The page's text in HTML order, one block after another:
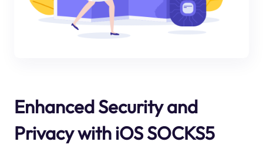
Enhanced Security and
Privacy with iOS SOCKS5